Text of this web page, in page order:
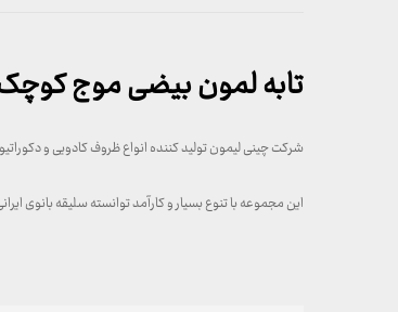
تابه لمون بیضی موج
شرکت چینی لیمون تولید کننده انواع ظروف کادویی و
این مجموعه با تنوع بسیار و کارآمد توانسته سلیقه بانوی